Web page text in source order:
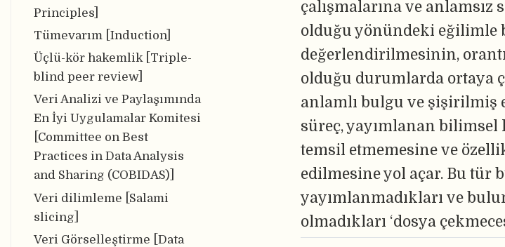
Principles]
Tümevarım [Induction]
Üçlü-kör hakemlik [Triple-
blind peer review]
Veri Analizi ve Paylaşımında
En İyi Uygulamalar Komitesi
[Committee on Best
Practices in Data Analysis
and Sharing (COBIDAS)]
Veri dilimleme [Salami
slicing]
Veri Görselleştirme [Data
çalışmalarına ve
olduğu yönündeki eğilimle
değerlendirilmesinin,
olduğu durumlarda ortaya
anlamlı bulgu ve şişirilmiş
süreç, yayımlanan
temsil etmemesine ve
edilmesine yol açar. Bu tür
yayımlanmadıkları ve
olmadıkları ‘dosya